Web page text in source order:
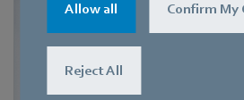
Allow all Confirm My
Reject All